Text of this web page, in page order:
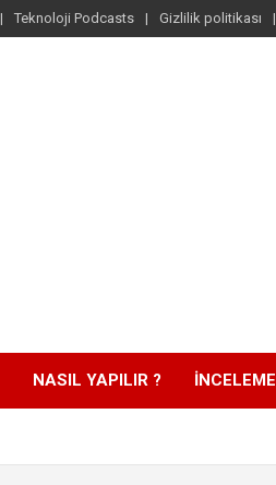
Teknoloji Podcasts Gizlilik politikası
NASIL YAPILIR ? İNCELEME